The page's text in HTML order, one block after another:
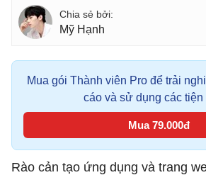
Mỹ Hạnh
Mua gói Thành viên Pro để trải
cáo và sử dụng các tiện
Mua 79.000đ
Rào cản tạo ứng dụng và trang